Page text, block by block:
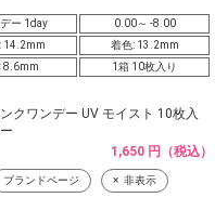
ー 1day
0.00～ -8.00
14.2mm
着色: 13.2mm
8.6mm
1箱 10枚入り
クワンデー UV モイスト 10枚入
1,650 円（税込）
ブランドページ 非表示